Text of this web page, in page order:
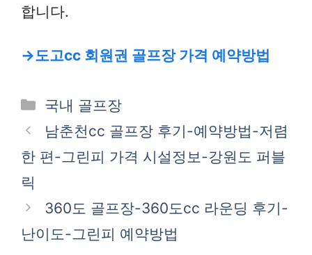
합니다.
→도고cc 회원권 골프장 가격 예약방법
카
테
리
국내 골프장
남춘천cc 골프장 후기-예약방법-저렴
한 편-그린피 가격 시설정보-강원도 퍼블
릭
360도 골프장-360도cc 라운딩 후기-
난이도-그린피 예약방법